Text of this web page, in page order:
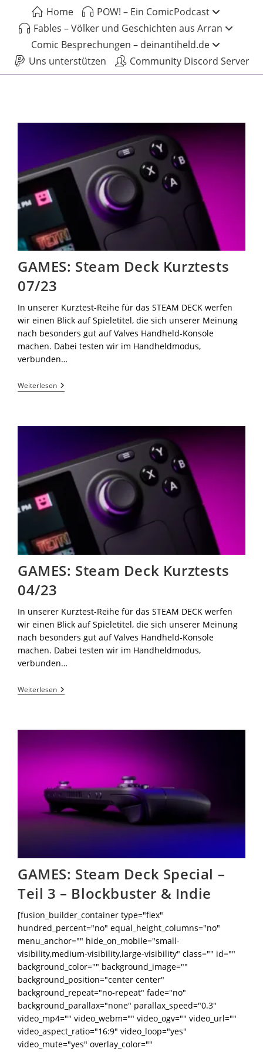
Home
POW! – Ein ComicPodcast
Fables – Völker und Geschichten aus Arran
Comic Besprechungen – deinantiheld.de
Uns unterstützen
Community Discord Server
GAMES: Steam Deck Kurztests
07/23
In unserer Kurztest-Reihe für das STEAM DECK werfen
wir einen Blick auf Spieletitel, die sich unserer Meinung
nach besonders gut auf Valves Handheld-Konsole
machen. Dabei testen wir im Handheldmodus,
verbunden…
Weiterlesen
GAMES: Steam Deck Kurztests
04/23
In unserer Kurztest-Reihe für das STEAM DECK werfen
wir einen Blick auf Spieletitel, die sich unserer Meinung
nach besonders gut auf Valves Handheld-Konsole
machen. Dabei testen wir im Handheldmodus,
verbunden…
Weiterlesen
GAMES: Steam Deck Special –
Teil 3 – Blockbuster & Indie
[fusion_builder_container type="flex"
hundred_percent="no" equal_height_columns="no"
menu_anchor="" hide_on_mobile="small-
visibility,medium-visibility,large-visibility" class="" id=""
background_color="" background_image=""
background_position="center center"
background_repeat="no-repeat" fade="no"
background_parallax="none" parallax_speed="0.3"
video_mp4="" video_webm="" video_ogv="" video_url=""
video_aspect_ratio="16:9" video_loop="yes"
video_mute="yes" overlay_color=""